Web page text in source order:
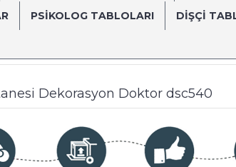
PSİKOLOG TABLOLARI DIŞÇI
HER YERİNE SÜRAT
Dekorasyon Doktor dsc540